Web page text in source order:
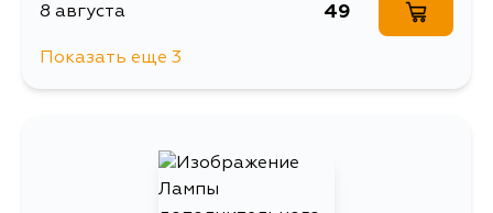
8 августа 49
Показать еще 3